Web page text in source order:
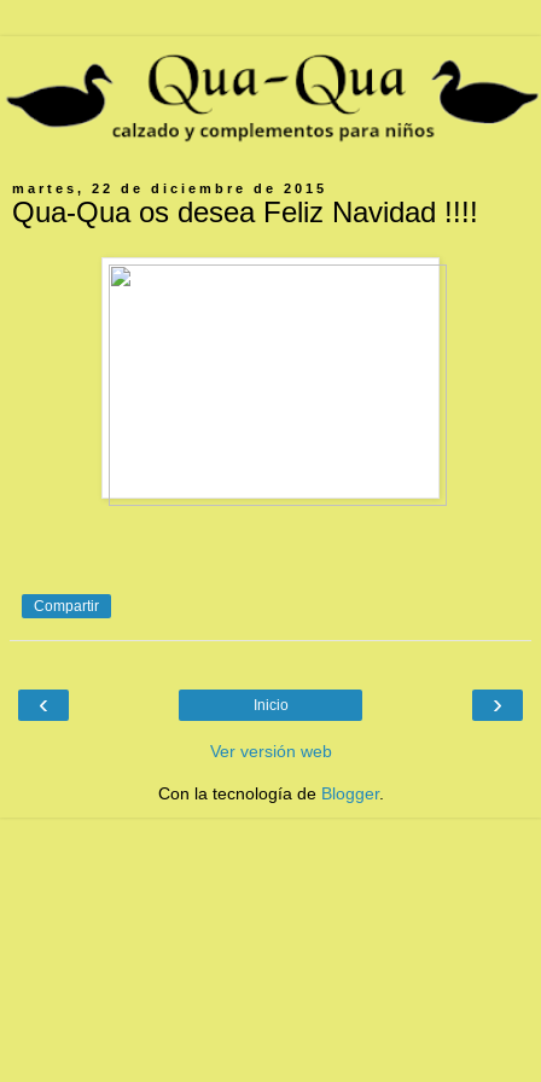
martes, 22 de diciembre de 2015
Qua-Qua os desea Feliz Navidad !!!!
Compartir
‹ ›
Inicio
Ver versión web
Con la tecnología de Blogger.